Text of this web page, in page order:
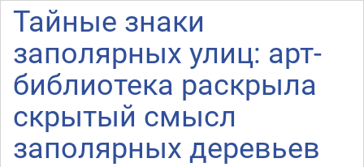
Тайные знаки
заполярных улиц: арт-
библиотека раскрыла
скрытый смысл
заполярных деревьев